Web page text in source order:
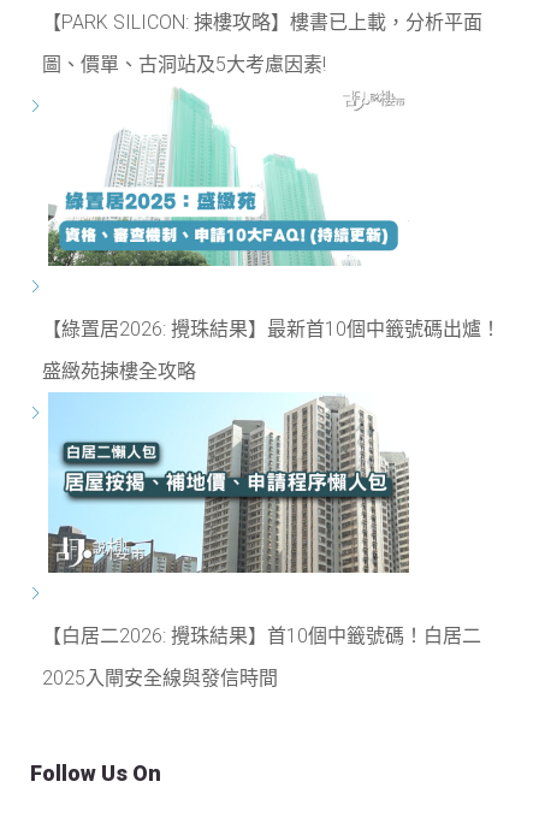
【PARK SILICON: 揀樓攻略】樓書已上載，分析平面
圖、價單、古洞站及5大考慮因素!
【綠置居2026: 攪珠結果】最新首10個中籤號碼出爐！
盛緻苑揀樓全攻略
【白居二2026: 攪珠結果】首10個中籤號碼！白居二
2025入閘安全線與發信時間
Follow Us On